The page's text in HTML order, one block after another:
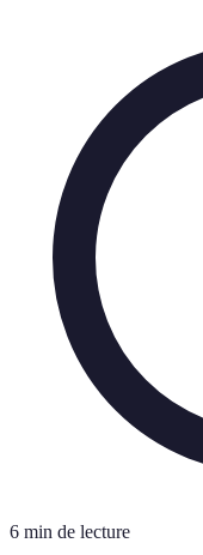
6 min de lecture